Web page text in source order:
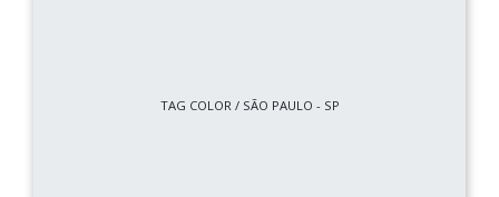
TAG COLOR / SÃO PAULO - SP